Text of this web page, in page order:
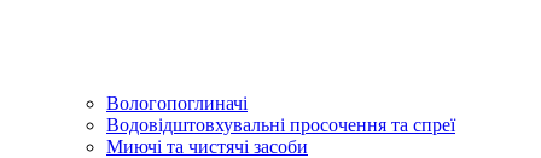
Вологопоглиначі
Водовідштовхувальні просочення та спреї
Миючі та чистячі засоби